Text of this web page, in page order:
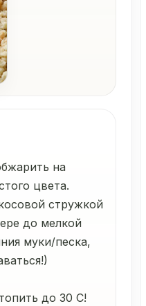
на
цвета.
стружкой
до мелкой
муки/песка,
до 30 С!